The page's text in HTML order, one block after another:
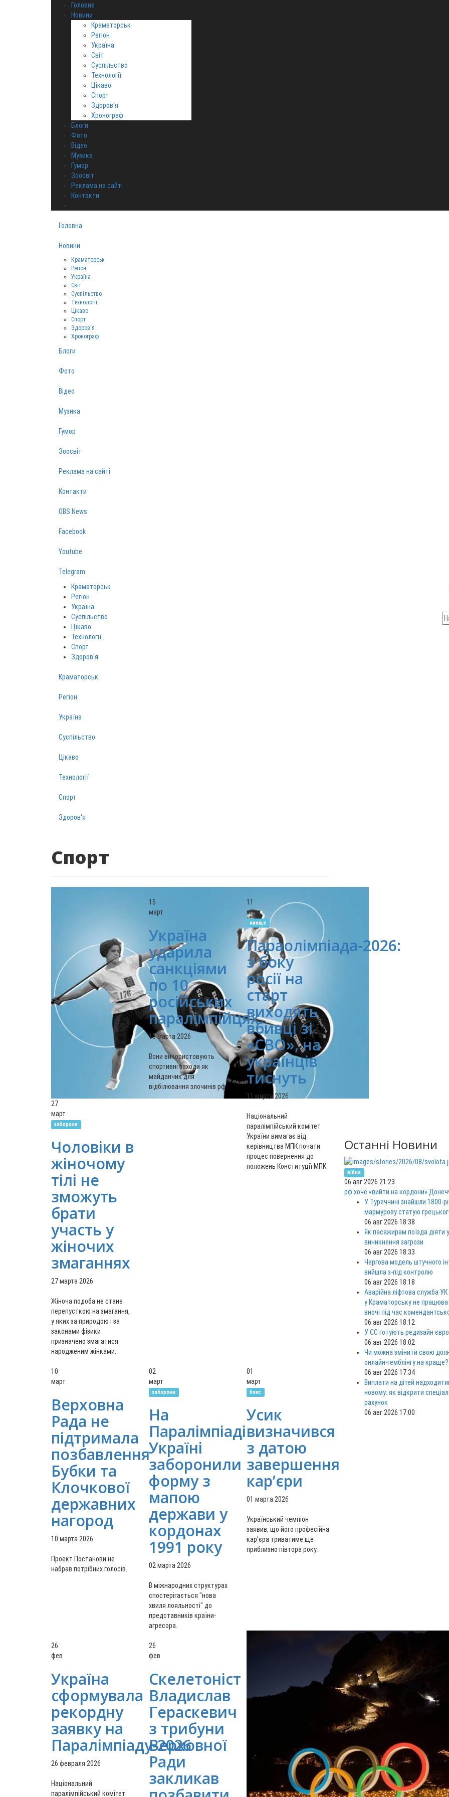
Головна
Новини
Краматорськ
Регіон
Україна
Світ
Суспільство
Технології
Цікаво
Спорт
Здоров‘я
Хронограф
Блоги
Фото
Відео
Музика
Гумор
Зоосвіт
Реклама на сайті
Контакти
Головна
Новини
Краматорськ
Регіон
Україна
Світ
Суспільство
Технології
Цікаво
Спорт
Здоров‘я
Хронограф
Блоги
Фото
Відео
Музика
Гумор
Зоосвіт
Реклама на сайті
Контакти
OBS News
Facebook
Youtube
Telegram
Краматорськ
Регіон
Україна
Суспільство
Цікаво
Технології
Спорт
Здоров‘я
Краматорськ
Регіон
Україна
Суспільство
Цікаво
Технології
Спорт
Здоров‘я
Спорт
27
март
заборони
Чоловіки в
жіночому
тілі не
зможуть
брати
участь у
жіночих
змаганнях
27 марта 2026
Жіноча подоба не стане
перепусткою на змагання,
у яких за природою і за
законами фізики
призначено змагатися
народженим жінками.
15
март
Україна
ударила
санкціями
по 10
російських
паралімпійцях
15 марта 2026
Вони використовують
спортивні заходи як
майданчик для
відбілювання злочинів рф.
11
март
явище
Параолімпіада-2026:
з боку
росії на
старт
виходять
вбивці зі
«СВО», на
українців
тиснуть
11 марта 2026
Національний
паралімпійський комітет
України вимагає від
керівництва МПК почати
процес повернення до
положень Конституції МПК.
10
март
Верховна
Рада не
підтримала
позбавлення
Бубки та
Клочкової
державних
нагород
10 марта 2026
Проект Постанови не
набрав потрібних голосів.
02
март
заборони
На
Паралімпіаді
Україні
заборонили
форму з
мапою
держави у
кордонах
1991 року
02 марта 2026
В міжнародних структурах
спостерігається "нова
хвиля лояльності" до
представників країни-
агресора.
01
март
бокс
Усик
визначився
з датою
завершення
кар’єри
01 марта 2026
Український чемпіон
заявив, що його професійна
кар'єра триватиме ще
приблизно півтора року.
26
фев
Україна
сформувала
рекордну
заявку на
Паралімпіаду-2026
26 февраля 2026
Національний
паралімпійський комітет
26
фев
Скелетоніст
Владислав
Гераскевич
з трибуни
Верховної
Ради
закликав
Останні Новини
війна
06 авг 2026 21:23
рф хоче «вийти на кордони»
У Туреччині знайшли 1800-
мармурову статую
06 авг 2026 18:38
Як пасажирам поїзда діяти у
виникнення загрози
06 авг 2026 18:33
Чергова модель штучного
вийшла з-під контролю
06 авг 2026 18:18
Аварійна ліфтова служба УК
у Краматорську не
вночі під час
06 авг 2026 18:12
У ЄС готують редизайн євро
06 авг 2026 18:02
Чи можна змінити свою
онлайн-гемблінгу на краще?
06 авг 2026 17:34
Виплати на дітей
новому: як відкрити
рахунок
06 авг 2026 17:00